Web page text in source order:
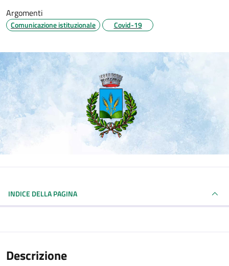
Argomenti
Comunicazione istituzionale Covid-19
INDICE DELLA PAGINA
Descrizione